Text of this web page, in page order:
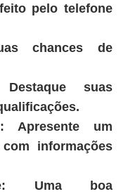
pelo telefone
chances de
suas
Apresente um
informações
Uma boa